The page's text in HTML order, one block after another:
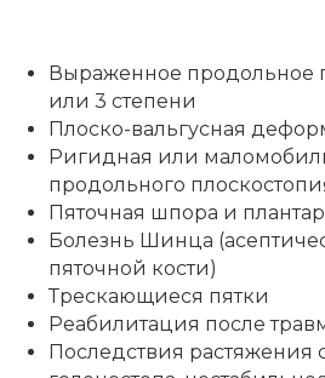
Выраженное продольное
или 3 степени
Плоско-вальгусная
Ригидная или
продольного
Пяточная шпора и
Болезнь Шинца
пяточной кости)
Трескающиеся пятки
Реабилитация после
Последствия растяжения